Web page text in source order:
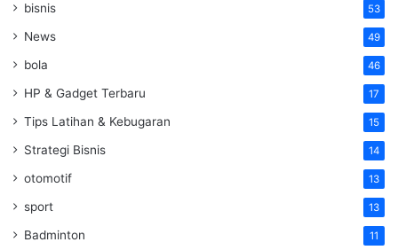
bisnis 53
News 49
bola 46
HP & Gadget Terbaru 17
Tips Latihan & Kebugaran 15
Strategi Bisnis 14
otomotif 13
sport 13
Badminton 11